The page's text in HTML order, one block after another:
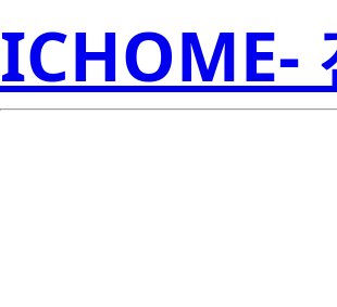
ICHOME-